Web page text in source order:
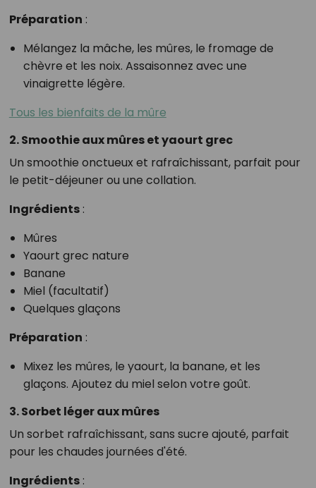
Préparation :
Mélangez la mâche, les mûres, le fromage de
chèvre et les noix. Assaisonnez avec une
vinaigrette légère.
Tous les bienfaits de la mûre
2. Smoothie aux mûres et yaourt grec
Un smoothie onctueux et rafraîchissant, parfait pour
le petit-déjeuner ou une collation.
Ingrédients:
Mûres
Yaourt grec nature
Banane
Miel (facultatif)
Quelques glaçons
Préparation :
Mixez les mûres, le yaourt, la banane, et les
glaçons. Ajoutez du miel selon votre goût.
3. Sorbet léger aux mûres
Un sorbet rafraîchissant, sans sucre ajouté, parfait
pour les chaudes journées d'été.
Ingrédients: